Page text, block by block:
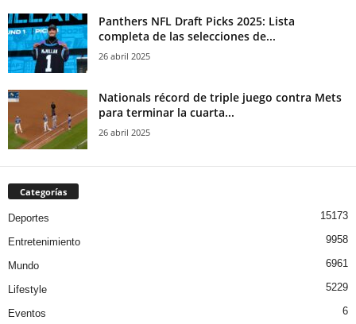
Panthers NFL Draft Picks 2025: Lista
completa de las selecciones de...
26 abril 2025
Nationals récord de triple juego contra Mets
para terminar la cuarta...
26 abril 2025
Categorías
Deportes 15173
Entretenimiento 9958
Mundo 6961
Lifestyle 5229
Eventos 6